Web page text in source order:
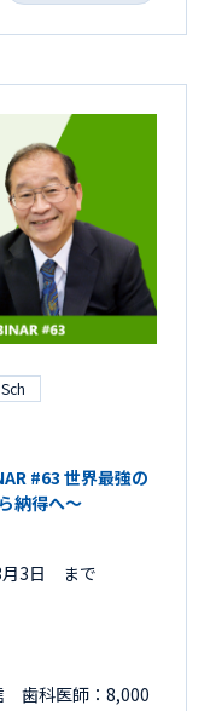
Sch
#63 世界最強の
納得へ～
月3日 まで
歯科医師：8,000